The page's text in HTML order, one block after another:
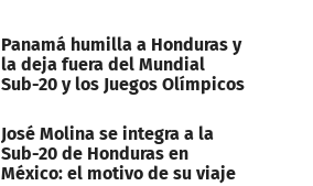
Panamá humilla a Honduras y
la deja fuera del Mundial
Sub-20 y los Juegos Olímpicos
José Molina se integra a la
Sub-20 de Honduras en
México: el motivo de su viaje